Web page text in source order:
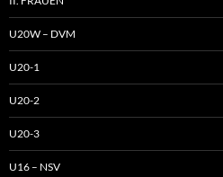
U20W – DVM
U20-1
U20-2
U20-3
U16 – NSV